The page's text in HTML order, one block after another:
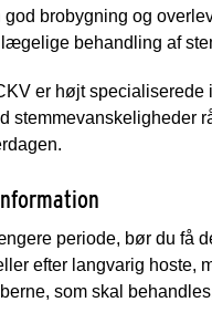
god brobygning og
behandling af
er højt specialiserede
stemmevanskeligheder
periode, bør du få
efter langvarig hoste,
som skal